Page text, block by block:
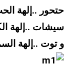
حتحور ..إلهة
سيشات ..إلهة
و توت ..إلهة